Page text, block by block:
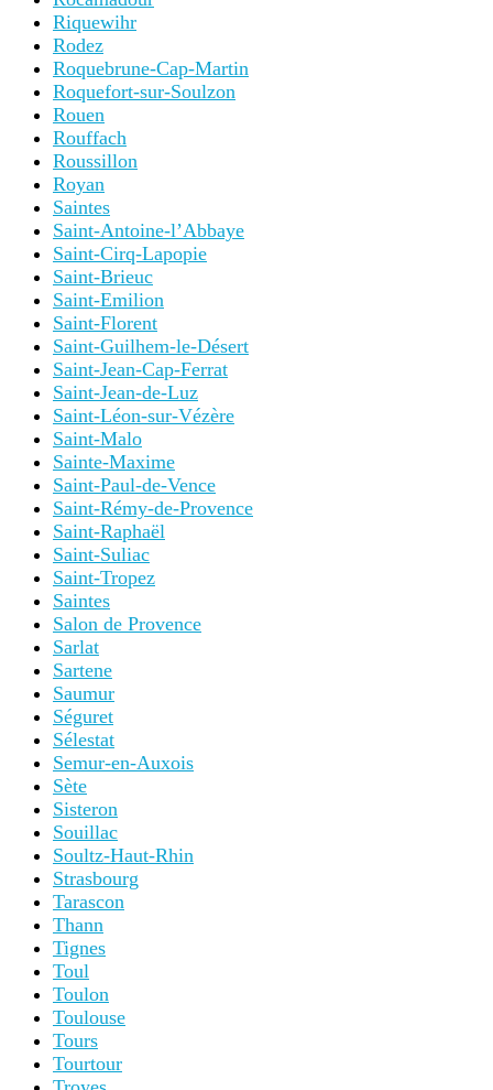
Riquewihr
Rodez
Roquebrune-Cap-Martin
Roquefort-sur-Soulzon
Rouen
Rouffach
Roussillon
Royan
Saintes
Saint-Antoine-l’Abbaye
Saint-Cirq-Lapopie
Saint-Brieuc
Saint-Emilion
Saint-Florent
Saint-Guilhem-le-Désert
Saint-Jean-Cap-Ferrat
Saint-Jean-de-Luz
Saint-Léon-sur-Vézère
Saint-Malo
Sainte-Maxime
Saint-Paul-de-Vence
Saint-Rémy-de-Provence
Saint-Raphaël
Saint-Suliac
Saint-Tropez
Saintes
Salon de Provence
Sarlat
Sartene
Saumur
Séguret
Sélestat
Semur-en-Auxois
Sète
Sisteron
Souillac
Soultz-Haut-Rhin
Strasbourg
Tarascon
Thann
Tignes
Toul
Toulon
Toulouse
Tours
Tourtour